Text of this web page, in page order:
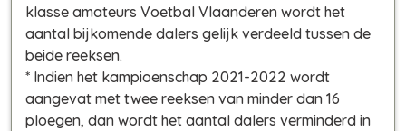
klasse amateurs Voetbal Vlaanderen wordt het
aantal bijkomende dalers gelijk verdeeld tussen de
beide reeksen.
* Indien het kampioenschap 2021-2022 wordt
aangevat met twee reeksen van minder dan 16
ploegen, dan wordt het aantal dalers verminderd in